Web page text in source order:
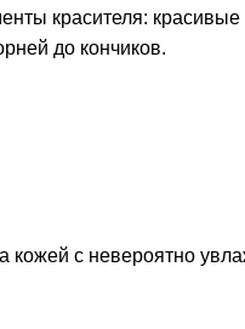
красителя: красивые
до кончиков.
кожей с невероятно